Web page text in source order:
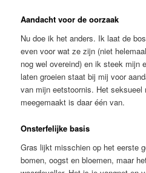
Aandacht voor de oorzaak
Nu doe ik het anders. Ik laat de
even voor wat ze zijn (niet
nog wel overeind) en ik steek mijn
laten groeien staat bij mij voor
van mijn eetstoornis. Het seksueel
meegemaakt is daar één van.
Onsterfelijke basis
Gras lijkt misschien op het eerste
bomen, oogst en bloemen, maar